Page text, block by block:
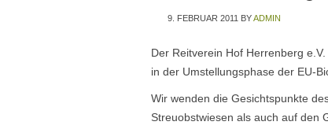
9. FEBRUAR 2011 BYADMIN
Der Reitverein Hof Herrenberg
in der Umstellungsphase der EU-
Wir wenden die Gesichtspunkte
Streuobstwiesen als auch auf den